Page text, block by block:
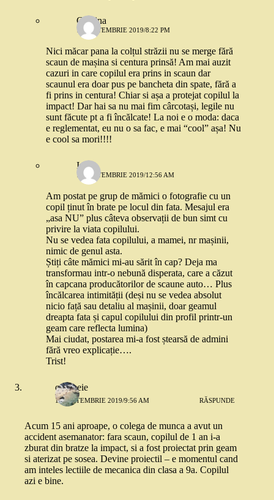
Cristina
11 SEPTEMBRIE 2019/8:22 PM
Nici măcar pana la colțul străzii nu se merge fără
scaun de mașina si centura prinsă! Am mai auzit
cazuri in care copilul era prins in scaun dar
scaunul era doar pus pe bancheta din spate, fără a
fi prins in centura! Chiar si așa a protejat copilul la
impact! Dar hai sa nu mai fim cârcotași, legile nu
sunt făcute pt a fi încălcate! La noi e o moda: daca
e reglementat, eu nu o sa fac, e mai “cool” așa! Nu
e cool sa mori!!!!
Irina
18 SEPTEMBRIE 2019/12:56 AM
Am postat pe grup de mămici o fotografie cu un
copil ținut în brate pe locul din fata. Mesajul era
„asa NU” plus câteva observații de bun simt cu
privire la viata copilului.
Nu se vedea fata copilului, a mamei, nr mașinii,
nimic de genul asta.
Știți câte mămici mi-au sărit în cap? Deja ma
transformau intr-o nebună disperata, care a căzut
în capcana producătorilor de scaune auto… Plus
încălcarea intimității (deși nu se vedea absolut
nicio față sau detaliu al mașinii, doar geamul
dreapta fata și capul copilului din profil printr-un
geam care reflecta lumina)
Mai ciudat, postarea mi-a fost ștearsă de admini
fără vreo explicație….
Trist!
o femeie
11 SEPTEMBRIE 2019/9:56 AM RĂSPUNDE
Acum 15 ani aproape, o colega de munca a avut un
accident asemanator: fara scaun, copilul de 1 an i-a
zburat din bratze la impact, si a fost proiectat prin geam
si aterizat pe sosea. Devine proiectil – e momentul cand
am inteles lectiile de mecanica din clasa a 9a. Copilul
azi e bine.